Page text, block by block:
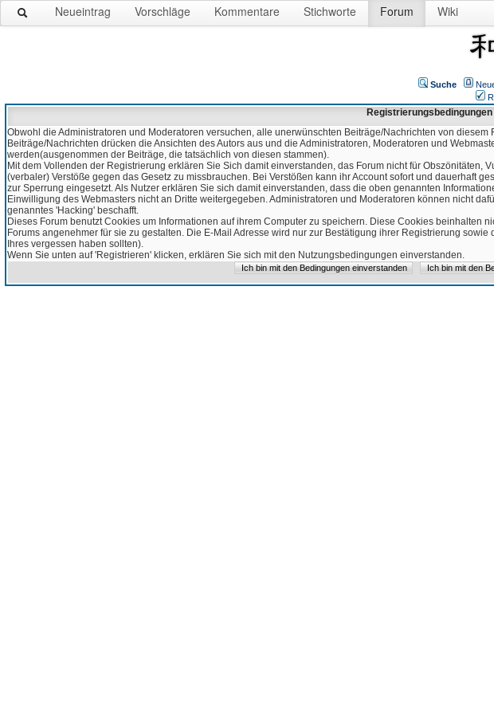
Neueintrag Vorschläge Kommentare Stichworte Forum Wiki
Suche
Registrierungsbedingungen
Obwohl die Administratoren und Moderatoren versuchen, alle unerwünschten Beiträge/Nachrichten von
Beiträge/Nachrichten drücken die Ansichten des Autors aus und die Administratoren, Moderatoren und
werden(ausgenommen der Beiträge, die tatsächlich von diesen stammen).
Mit dem Vollenden der Registrierung erklären Sie Sich damit einverstanden, das Forum nicht für
(verbaler) Verstöße gegen das Gesetz zu missbrauchen. Bei Verstößen kann ihr Account sofort und dauerhaft
zur Sperrung eingesetzt. Als Nutzer erklären Sie sich damit einverstanden, dass die oben genannten
Einwilligung des Webmasters nicht an Dritte weitergegeben. Administratoren und Moderatoren können nicht
genanntes 'Hacking' beschafft.
Dieses Forum benutzt Cookies um Informationen auf ihrem Computer zu speichern. Diese Cookies beinhalten
Forums angenehmer für sie zu gestalten. Die E-Mail Adresse wird nur zur Bestätigung ihrer Registrierung
Ihres vergessen haben sollten).
Wenn Sie unten auf 'Registrieren' klicken, erklären Sie sich mit den Nutzungsbedingungen einverstanden.